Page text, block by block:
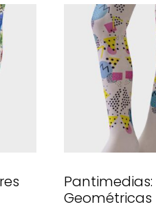
Pantimedias:
Geométricas